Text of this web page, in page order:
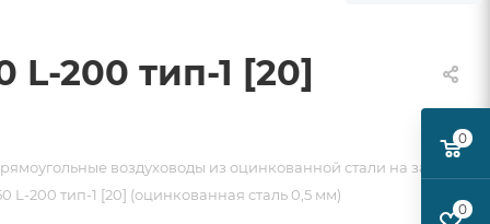
L-200 тип-1 [20]
воздуховоды из оцинкованной стали на заказ
L-200 тип-1 [20] (оцинкованная сталь 0,5 мм)
0
0